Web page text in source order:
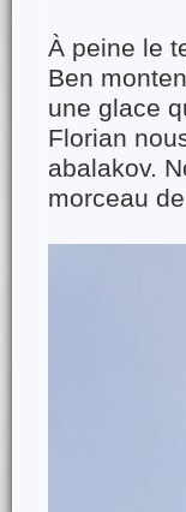
À peine le
Ben
une glace
Florian
abalakov.
morceau